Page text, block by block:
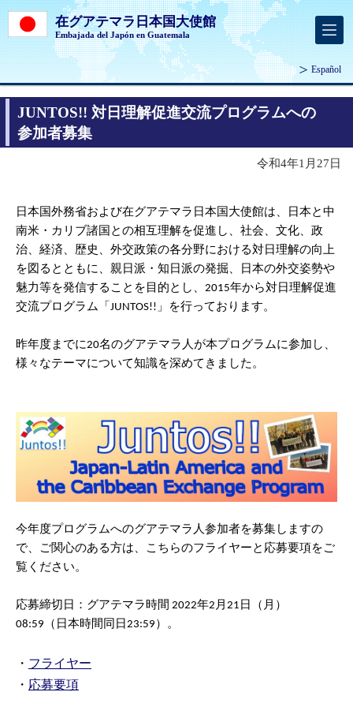
在グアテマラ日本国大使館
Embajada del Japón en Guatemala
Español
JUNTOS!! 対日理解促進交流プログラムへの
参加者募集
令和4年1月27日
日本国外務省および在グアテマラ日本国大使館は、日本と中
南米・カリブ諸国との相互理解を促進し、社会、文化、政
治、経済、歴史、外交政策の各分野における対日理解の向上
を図るとともに、親日派・知日派の発掘、日本の外交姿勢や
魅力等を発信することを目的とし、2015年から対日理解促進
交流プログラム「JUNTOS!!」を行っております。
昨年度までに20名のグアテマラ人が本プログラムに参加し、
様々なテーマについて知識を深めてきました。
今年度プログラムへのグアテマラ人参加者を募集しますの
で、ご関心のある方は、こちらのフライヤーと応募要項をご
覧ください。
応募締切日：グアテマラ時間 2022年2月21日（月）
08:59（日本時間同日23:59）。
・ フライヤー
・ 応募要項